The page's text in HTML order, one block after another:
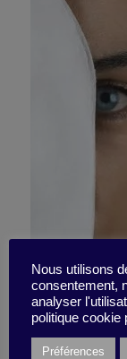
Your
is a
Nous utilisons
consentement,
analyser
politique cookie
Préférences